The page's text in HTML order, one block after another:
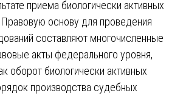
приема биологически активных
основу для проведения
составляют многочисленные
акты федерального уровня,
оборот биологически активных
производства судебных